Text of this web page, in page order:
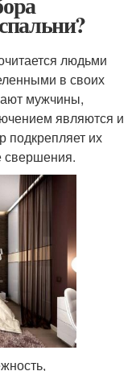
людьми
в своих
мужчины,
являются и
подкрепляет их
свершения.